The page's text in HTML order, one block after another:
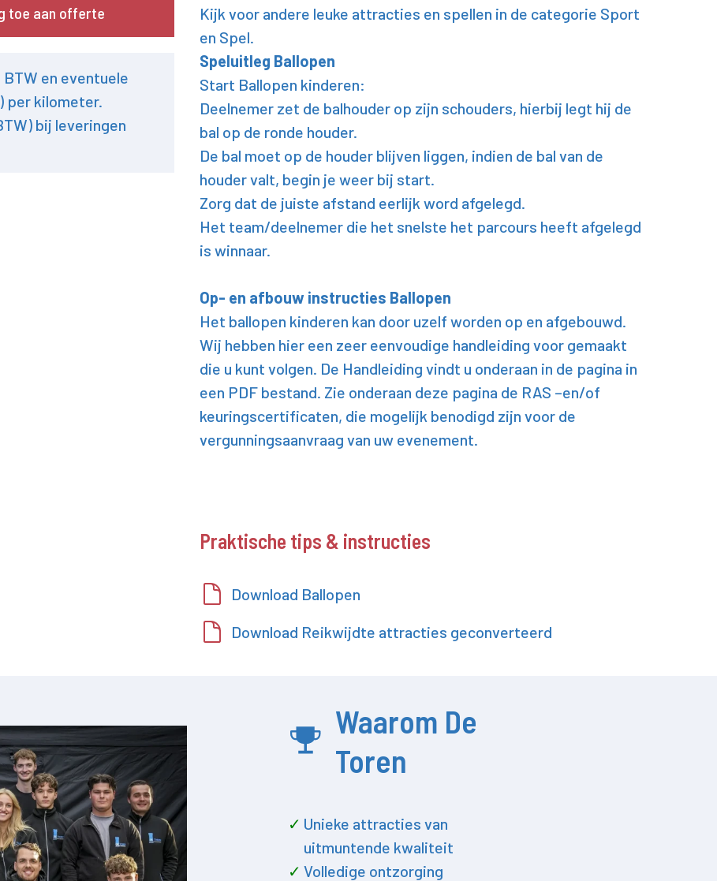
toe aan offerte
en eventuele
per kilometer.
bij leveringen
Kijk voor andere leuke attracties en spellen in de categorie Sport
en Spel.
Speluitleg Ballopen
Start Ballopen kinderen:
Deelnemer zet de balhouder op zijn schouders, hierbij legt hij de
bal op de ronde houder.
De bal moet op de houder blijven liggen, indien de bal van de
houder valt, begin je weer bij start.
Zorg dat de juiste afstand eerlijk word afgelegd.
Het team/deelnemer die het snelste het parcours heeft afgelegd
is winnaar.
Op- en afbouw instructies Ballopen
Het ballopen kinderen kan door uzelf worden op en afgebouwd.
Wij hebben hier een zeer eenvoudige handleiding voor gemaakt
die u kunt volgen. De Handleiding vindt u onderaan in de pagina in
een PDF bestand. Zie onderaan deze pagina de RAS –en/of
keuringscertificaten, die mogelijk benodigd zijn voor de
vergunningsaanvraag van uw evenement.
Praktische tips & instructies
Download Ballopen
Download Reikwijdte attracties geconverteerd
Waarom De
Toren
Unieke attracties van
uitmuntende kwaliteit
Volledige ontzorging